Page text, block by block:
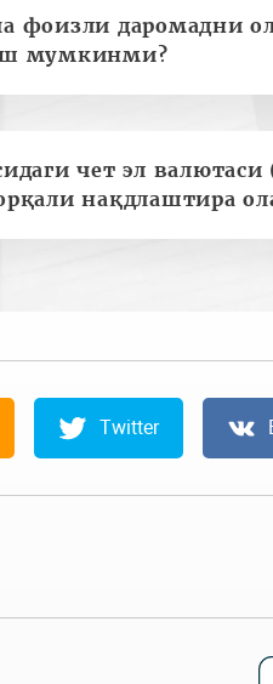
фоизли даромадни
мумкинми?
чет эл
нақдлаштира
Twitter